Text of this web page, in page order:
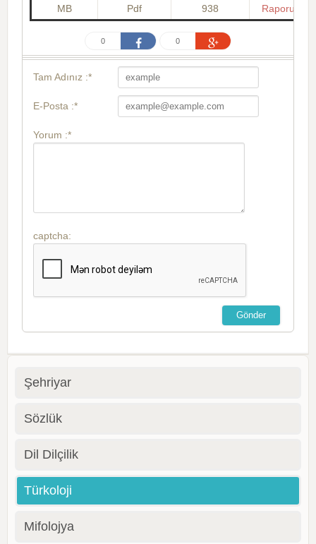
MB
Pdf
938
Raporu
0 0
Tam Adınız :*
E-Posta :*
Yorum :*
captcha:
Şehriyar
Sözlük
Dil Dilçilik
Türkoloji
Mifolojya